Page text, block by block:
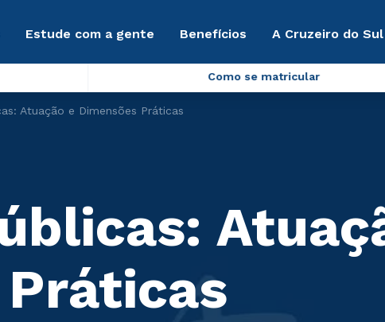
Estude com a gente Benefícios A Cruzeiro do
Como se matricular
Atuação e Dimensões Práticas